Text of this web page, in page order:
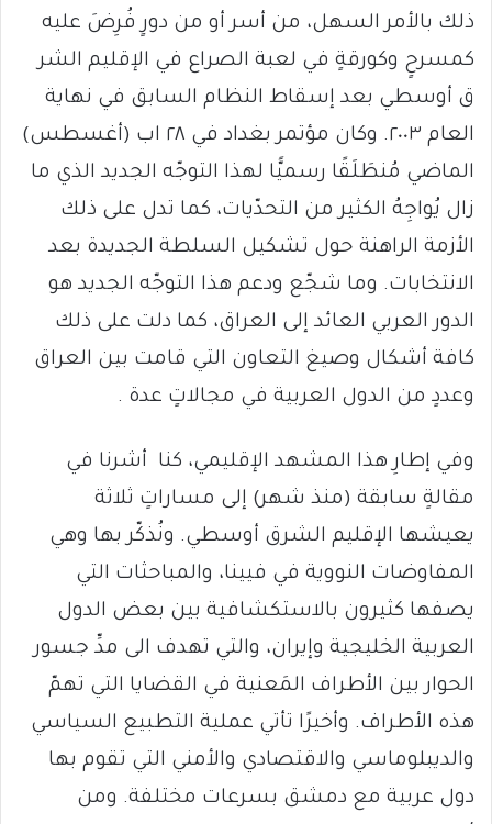
ذلك بالأمر السهل، من أسر أو من دورٍ فُرِضَ عليه
كمسرحٍ وكورقةٍ في لعبة الصراع في الإقليم الشر
ق أوسطي بعد إسقاط النظام السابق في نهاية
العام ٢٠٠٣. وكان مؤتمر بغداد في ٢٨ اب (أغسطس)
الماضي مُنطَلَقًا رسميًّا لهذا التوجّه الجديد الذي ما
زال يُواجِهُ الكثير من التحدّيات، كما تدل على ذلك
الأزمة الراهنة حول تشكيل السلطة الجديدة بعد
الانتخابات. وما شجّع ودعم هذا التوجّه الجديد هو
الدور العربي العائد إلى العراق، كما دلت على ذلك
كافة أشكال وصيغ التعاون التي قامت بين العراق
وعددٍ من الدول العربية في مجالاتٍ عدة .
وفي إطارِ هذا المشهد الإقليمي، كنا أشرنا في
مقالةٍ سابقة (منذ شهر) إلى مساراتٍ ثلاثة
يعيشها الإقليم الشرق أوسطي. ونُذكّر بها وهي
المفاوضات النووية في فيينا، والمباحثات التي
يصفها كثيرون بالاستكشافية بين بعض الدول
العربية الخليجية وإيران، والتي تهدف الى مدِّ جسور
الحوار بين الأطراف المَعنية في القضايا التي تهمّ
هذه الأطراف. وأخيرًا تأتي عملية التطبيع السياسي
والديبلوماسي والاقتصادي والأمني التي تقوم بها
دول عربية مع دمشق بسرعات مختلفة. ومن